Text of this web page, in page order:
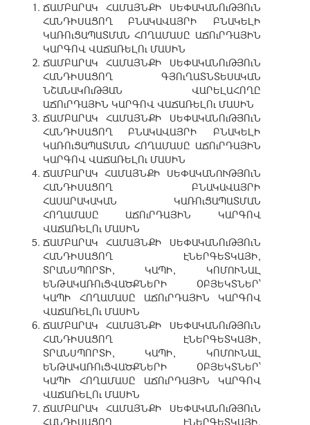
ՃԱՄԲԱՐԱԿ ՀԱՄԱՅՆՔԻ ՍԵՓԱԿԱՆՈւԹՅՈւՆ
ՀԱՆԴԻՍԱՑՈՂ ԲՆԱԿԱՎԱՅՐԻ ԲՆԱԿԵԼԻ
ԿԱՌՈւՑԱՊԱՏՄԱՆ ՀՈՂԱՄԱՍԸ ԱՃՈւՐԴԱՅԻՆ
ԿԱՐԳՈՎ ՎԱՃԱՌԵԼՈւ ՄԱՍԻՆ
ՃԱՄԲԱՐԱԿ ՀԱՄԱՅՆՔԻ ՍԵՓԱԿԱՆՈւԹՅՈւՆ
ՀԱՆԴԻՍԱՑՈՂ ԳՅՈւՂԱՏՆՏԵՍԱԿԱՆ
ՆՇԱՆԱԿՈւԹՅԱՆ ՎԱՐԵԼԱՀՈՂԸ
ԱՃՈւՐԴԱՅԻՆ ԿԱՐԳՈՎ ՎԱՃԱՌԵԼՈւ ՄԱՍԻՆ
ՃԱՄԲԱՐԱԿ ՀԱՄԱՅՆՔԻ ՍԵՓԱԿԱՆՈւԹՅՈւՆ
ՀԱՆԴԻՍԱՑՈՂ ԲՆԱԿԱՎԱՅՐԻ ԲՆԱԿԵԼԻ
ԿԱՌՈւՑԱՊԱՏՄԱՆ ՀՈՂԱՄԱՍԸ ԱՃՈւՐԴԱՅԻՆ
ԿԱՐԳՈՎ ՎԱՃԱՌԵԼՈւ ՄԱՍԻՆ
ՃԱՄԲԱՐԱԿ ՀԱՄԱՅՆՔԻ ՍԵՓԱԿԱՆՈՒԹՅՈւՆ
ՀԱՆԴԻՍԱՑՈՂ ԲՆԱԿԱՎԱՅՐԻ
ՀԱՍԱՐԱԿԱԿԱՆ ԿԱՌՈւՑԱՊԱՏՄԱՆ
ՀՈՂԱՄԱՍԸ ԱՃՈւՐԴԱՅԻՆ ԿԱՐԳՈՎ
ՎԱՃԱՌԵԼՈւ ՄԱՍԻՆ
ՃԱՄԲԱՐԱԿ ՀԱՄԱՅՆՔԻ ՍԵՓԱԿԱՆՈւԹՅՈւՆ
ՀԱՆԴԻՍԱՑՈՂ ԷՆԵՐԳԵՏԿԱՅԻ,
ՏՐԱՆՍՊՈՐՏԻ, ԿԱՊԻ, ԿՈՄՈՒՆԱԼ
ԵՆԹԱԿԱՌՈւՑՎԱԾՔՆԵՐԻ ՕԲՅԵԿՏՆԵՐ՝
ԿԱՊԻ ՀՈՂԱՄԱՍԸ ԱՃՈւՐԴԱՅԻՆ ԿԱՐԳՈՎ
ՎԱՃԱՌԵԼՈւ ՄԱՍԻՆ
ՃԱՄԲԱՐԱԿ ՀԱՄԱՅՆՔԻ ՍԵՓԱԿԱՆՈւԹՅՈւՆ
ՀԱՆԴԻՍԱՑՈՂ ԷՆԵՐԳԵՏԿԱՅԻ,
ՏՐԱՆՍՊՈՐՏԻ, ԿԱՊԻ, ԿՈՄՈՒՆԱԼ
ԵՆԹԱԿԱՌՈւՑՎԱԾՔՆԵՐԻ ՕԲՅԵԿՏՆԵՐ՝
ԿԱՊԻ ՀՈՂԱՄԱՍԸ ԱՃՈւՐԴԱՅԻՆ ԿԱՐԳՈՎ
ՎԱՃԱՌԵԼՈւ ՄԱՍԻՆ
ՃԱՄԲԱՐԱԿ ՀԱՄԱՅՆՔԻ ՍԵՓԱԿԱՆՈւԹՅՈւՆ
ՀԱՆԴԻՍԱՑՈՂ ԷՆԵՐԳԵՏԿԱՅԻ,